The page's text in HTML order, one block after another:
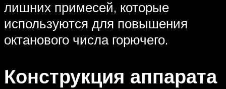
лишних примесей, которые
используются для повышения
октанового числа горючего.
Конструкция аппарата